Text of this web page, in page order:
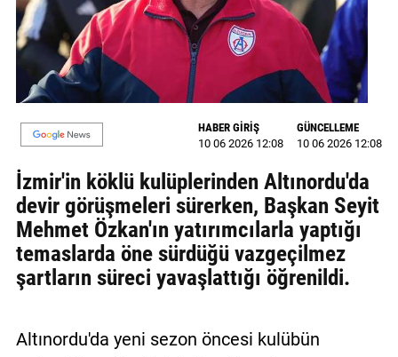
MAGAZİN
GALERİ
YAZARLAR
BİZE
ULAŞIN
Künye
İletişim
Politikası
HABER GİRİŞ
10 06 2026 12:08
GÜNCELLEME
10 06 2026 12:08
İzmir'in köklü kulüplerinden Altınordu'da
devir görüşmeleri sürerken, Başkan Seyit
Mehmet Özkan'ın yatırımcılarla yaptığı
temaslarda öne sürdüğü vazgeçilmez
şartların süreci yavaşlattığı öğrenildi.
Altınordu'da yeni sezon öncesi kulübün